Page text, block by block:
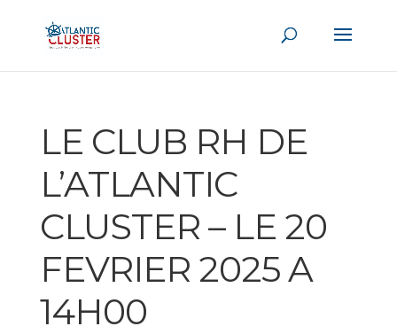
LE CLUB RH DE
L’ATLANTIC
CLUSTER – LE 20
FEVRIER 2025 A
14H00